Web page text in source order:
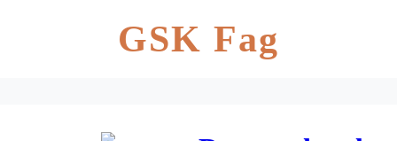
GSK Fag